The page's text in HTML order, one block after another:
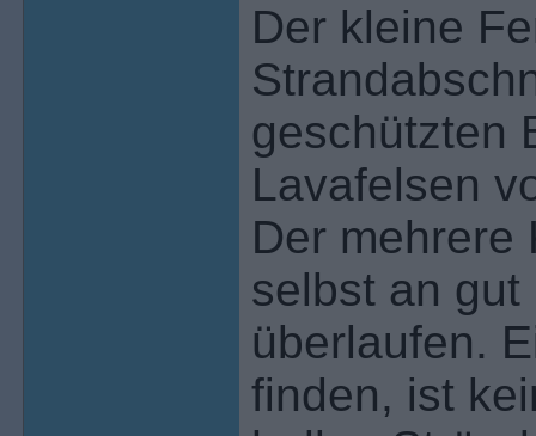
Der kleine
geschützten
Lavafelsen
Der mehrere
selbst an gut
überlaufen.
finden, ist